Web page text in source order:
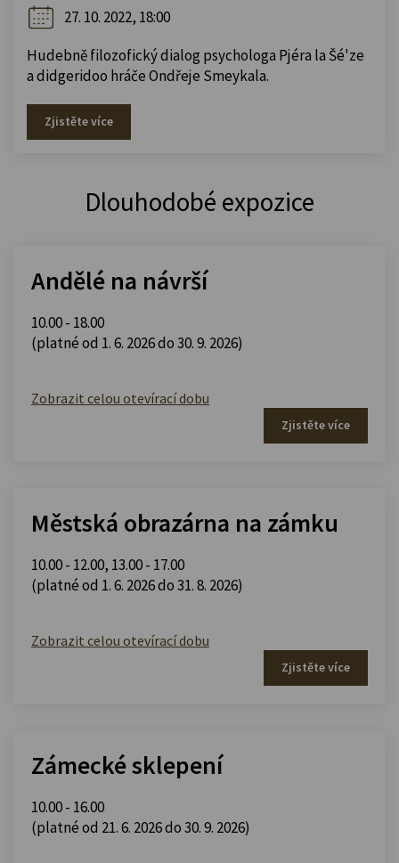
27. 10. 2022, 18:00
Hudebně filozofický dialog psychologa Pjéra la Šé'ze
a didgeridoo hráče Ondřeje Smeykala.
Zjistěte více
Dlouhodobé expozice
Andělé na návrší
10.00 - 18.00
(platné od 1. 6. 2026 do 30. 9. 2026)
Zobrazit celou otevírací dobu
Zjistěte více
Městská obrazárna na zámku
10.00 - 12.00, 13.00 - 17.00
(platné od 1. 6. 2026 do 31. 8. 2026)
Zobrazit celou otevírací dobu
Zjistěte více
Zámecké sklepení
10.00 - 16.00
(platné od 21. 6. 2026 do 30. 9. 2026)